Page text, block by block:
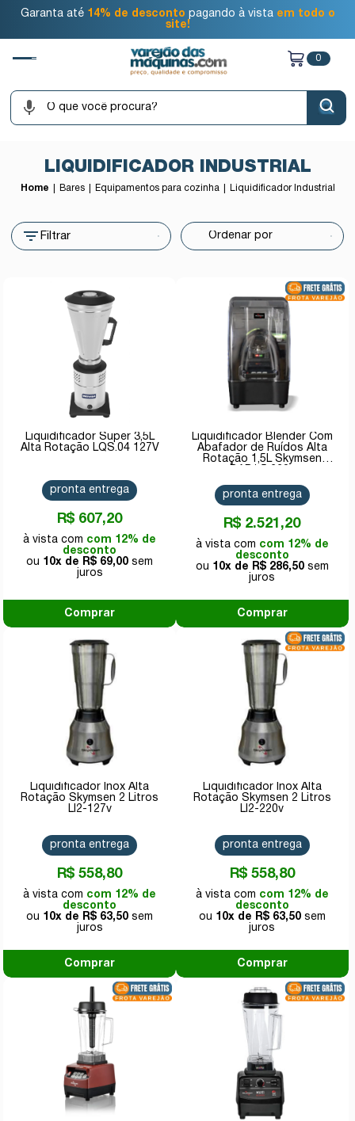
Garanta até 14% de desconto pagando à vista em todo o
site!
0
LIQUIDIFICADOR INDUSTRIAL
Home Bares Equipamentos para cozinha Liquidificador Industrial
Filtrar
Liquidificador Super 3,5L
Alta Rotação LQS.04 127V
R$ 607,20
com 12% de
desconto
10x de
R$ 69,00
pronta entrega
Comprar
Liquidificador Blender Com
Abafador de Ruídos Alta
Rotação 1,5L Skymsen
R$ 2.521,20
com 12% de
desconto
10x de
R$ 286,50
pronta entrega
Comprar
Liquidificador Inox Alta
Rotação Skymsen 2 Litros
LI2-127v
R$ 558,80
com 12% de
desconto
10x de
R$ 63,50
pronta entrega
Comprar
Liquidificador Inox Alta
Rotação Skymsen 2 Litros
LI2-220v
R$ 558,80
com 12% de
desconto
10x de
R$ 63,50
pronta entrega
Comprar